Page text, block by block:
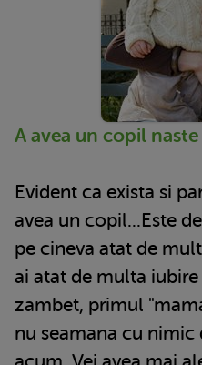
A avea un copil
Evident ca exista si
avea un copil...Este
pe cineva atat de
ai atat de multa
zambet, primul
nu seamana cu